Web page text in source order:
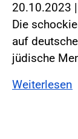
20.10.2023 |
Die
auf
jüdische
Weiterlesen